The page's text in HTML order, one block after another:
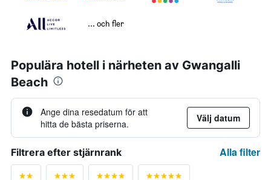
... och fler
Populära hotell i närheten av Gwangalli
Beach
Ange dina resedatum för att
hitta de bästa priserna.
Välj datum
Filtrera efter stjärnrank Alla filter